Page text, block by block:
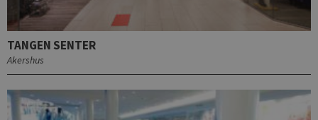
TANGEN SENTER
Akershus